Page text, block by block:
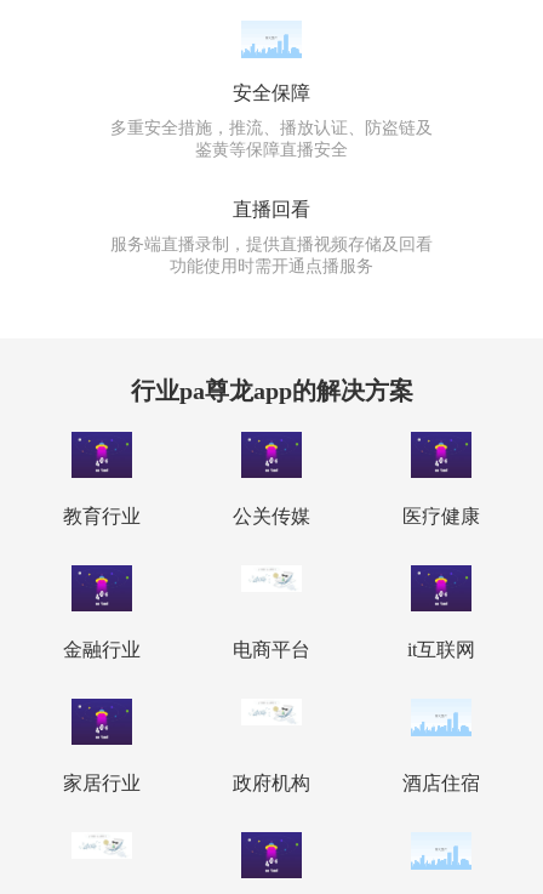
安全保障
多重安全措施，推流、播放认证、防盗链及
鉴黄等保障直播安全
直播回看
服务端直播录制，提供直播视频存储及回看
功能使用时需开通点播服务
行业pa尊龙app的解决方案
教育行业 公关传媒 医疗健康
金融行业 电商平台 it互联网
家居行业 政府机构 酒店住宿